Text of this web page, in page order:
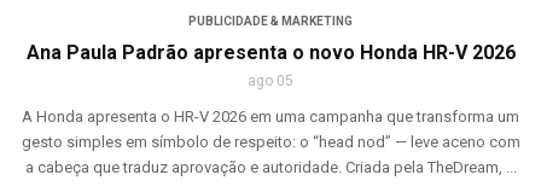
PUBLICIDADE & MARKETING
Ana Paula Padrão apresenta o novo Honda HR-V 2026
ago 05
A Honda apresenta o HR-V 2026 em uma campanha que transforma um
gesto simples em símbolo de respeito: o “head nod” — leve aceno com
a cabeça que traduz aprovação e autoridade. Criada pela TheDream, ...